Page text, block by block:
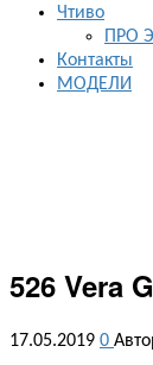
Чтиво
ПРО
Контакты
МОДЕЛИ
526 Vera
17.05.2019 0